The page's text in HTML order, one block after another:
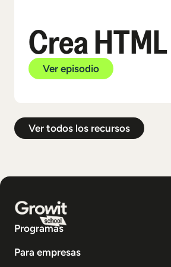
Crea
Ver episodio
Ver todos los recursos
Programas
Para empresas